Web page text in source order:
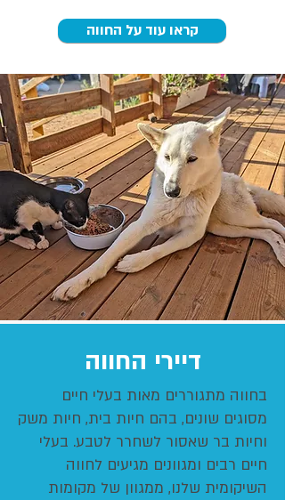
קראו עוד על החווה
דיירי החווה
בחווה מתגוררים מאות בעלי חיים
מסוגים שונים, בהם חיות בית, חיות משק
וחיות בר שאסור לשחרר לטבע. בעלי
חיים רבים ומגוונים מגיעים לחווה
השיקומית שלנו, ממגוון של מקומות